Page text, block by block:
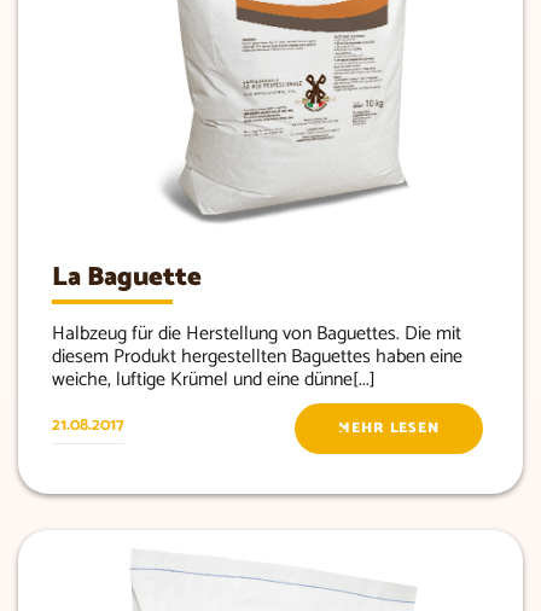
La Baguette
Halbzeug für die Herstellung von Baguettes. Die mit
diesem Produkt hergestellten Baguettes haben eine
weiche, luftige Krümel und eine dünne[...]
21.08.2017 MEHR LESEN